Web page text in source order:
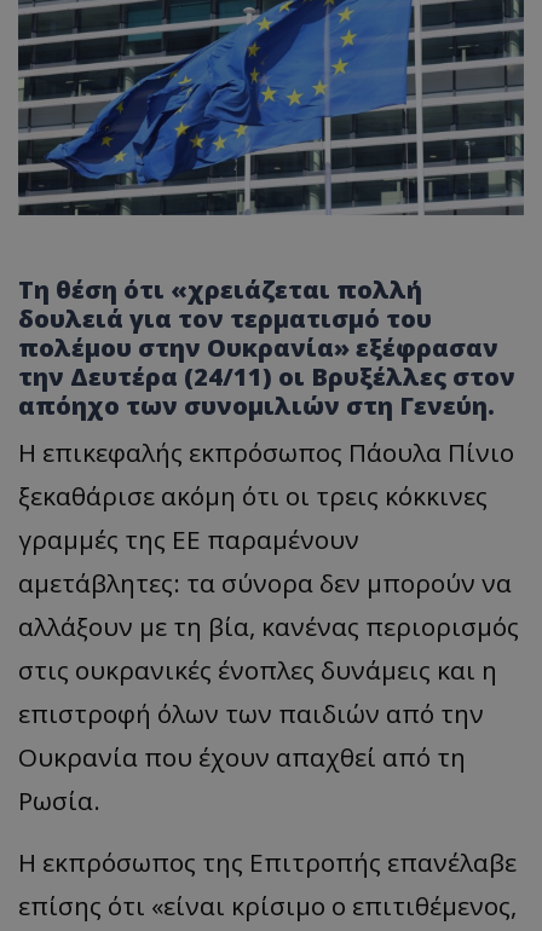
Τη θέση ότι «χρειάζεται πολλή
δουλειά για τον τερματισμό του
πολέμου στην Ουκρανία» εξέφρασαν
την Δευτέρα (24/11) οι Βρυξέλλες στον
απόηχο των συνομιλιών στη Γενεύη.
Η επικεφαλής εκπρόσωπος Πάουλα Πίνιο
ξεκαθάρισε ακόμη ότι οι τρεις κόκκινες
γραμμές της ΕΕ παραμένουν
αμετάβλητες: τα σύνορα δεν μπορούν να
αλλάξουν με τη βία, κανένας περιορισμός
στις ουκρανικές ένοπλες δυνάμεις και η
επιστροφή όλων των παιδιών από την
Ουκρανία που έχουν απαχθεί από τη
Ρωσία.
Η εκπρόσωπος της Επιτροπής επανέλαβε
επίσης ότι «είναι κρίσιμο ο επιτιθέμενος,